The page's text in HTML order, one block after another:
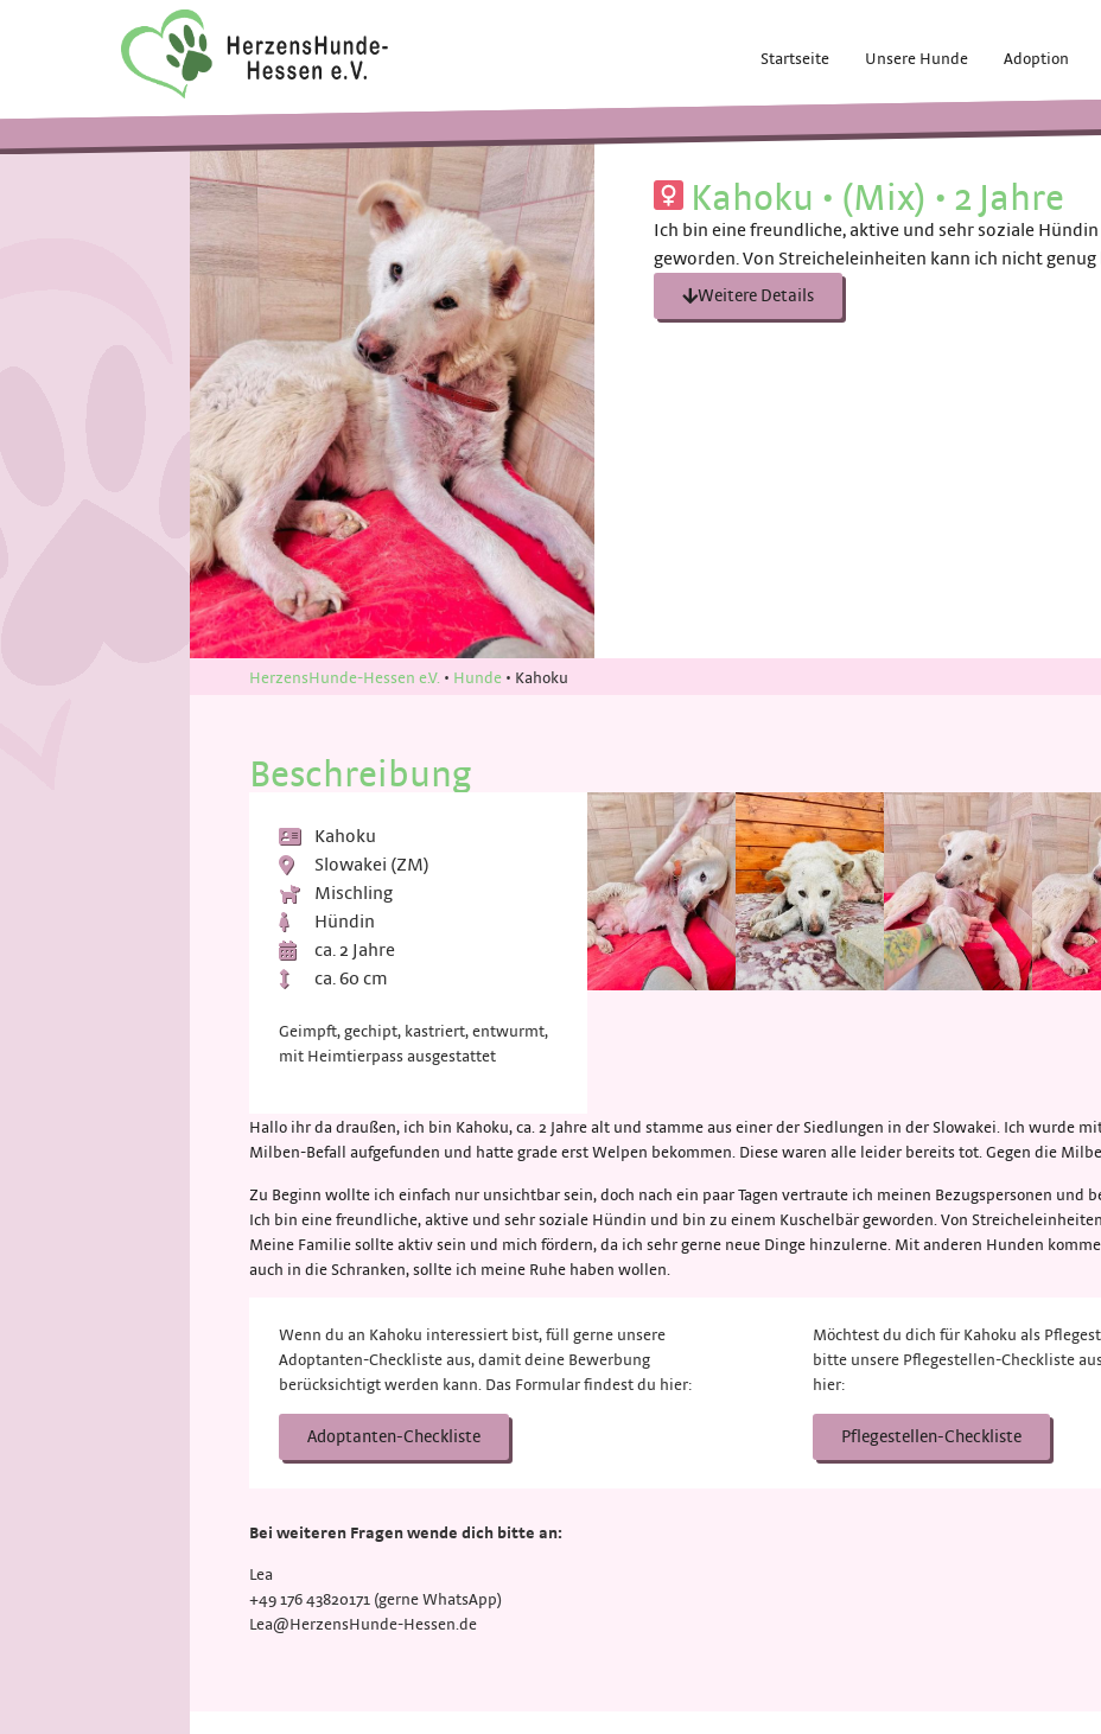
Startseite Unsere Hunde Adoption
Kahoku • (Mix) • 2 Jahre
Ich bin eine freundliche, aktive und sehr soziale
geworden. Von Streicheleinheiten kann ich nicht
Weitere Details
HerzensHunde-Hessen e.V. • Hunde • Kahoku
Beschreibung
Kahoku
Slowakei (ZM)
Mischling
Hündin
ca. 2 Jahre
ca. 60 cm
Geimpft, gechipt, kastriert, entwurmt,
mit Heimtierpass ausgestattet
Hallo ihr da draußen, ich bin Kahoku, ca. 2 Jahre alt und stamme aus einer der Siedlungen in der Slowakei. Ich wurde
Milben-Befall aufgefunden und hatte grade erst Welpen bekommen. Diese waren alle leider bereits tot. Gegen die
Zu Beginn wollte ich einfach nur unsichtbar sein, doch nach ein paar Tagen vertraute ich meinen Bezugspersonen und
Ich bin eine freundliche, aktive und sehr soziale Hündin und bin zu einem Kuschelbär geworden. Von
Meine Familie sollte aktiv sein und mich fördern, da ich sehr gerne neue Dinge hinzulerne. Mit anderen Hunden
auch in die Schranken, sollte ich meine Ruhe haben wollen.
Wenn du an Kahoku interessiert bist, füll gerne unsere
Adoptanten-Checkliste aus, damit deine Bewerbung
berücksichtigt werden kann. Das Formular findest du hier:
Adoptanten-Checkliste
Möchtest du dich für Kahoku als
bitte unsere Pflegestellen-Checkliste
hier:
Pflegestellen-Checkliste
Bei weiteren Fragen wende dich bitte an:
Lea
+49 176 43820171 (gerne WhatsApp)
Lea@HerzensHunde-Hessen.de